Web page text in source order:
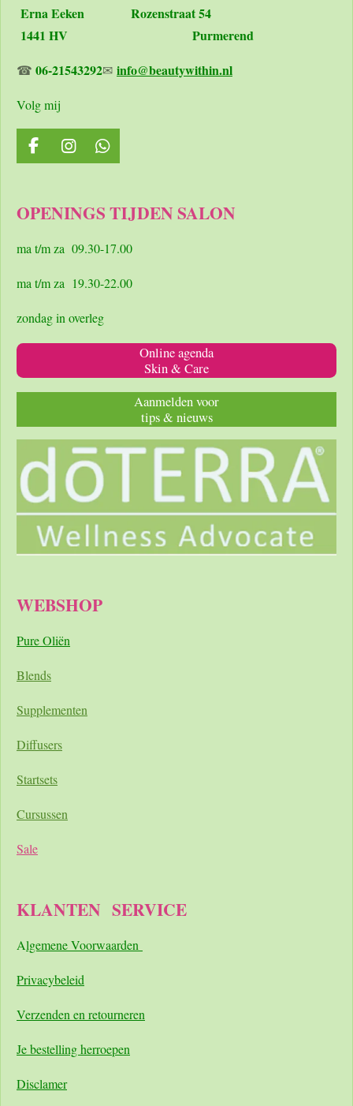
Erna Eeken Rozenstraat 54
1441 HV Purmerend
☎ 06-21543292✉ info@beautywithin.nl
Volg mij
F
a
b
o
I
n
a
r
m
W
h
s
p
OPENINGS TIJDEN SALON
ma t/m za 09.30-17.00
ma t/m za 19.30-22.00
zondag in overleg
Online agenda
Skin & Care
Aanmelden voor
tips & nieuws
WEBSHOP
Pure Oliën
Blends
Supplementen
Diffusers
Startsets
Cursussen
Sale
KLANTEN SERVICE
Algemene Voorwaarden
Privacybeleid
Verzenden en retourneren
Je bestelling herroepen
Disclamer